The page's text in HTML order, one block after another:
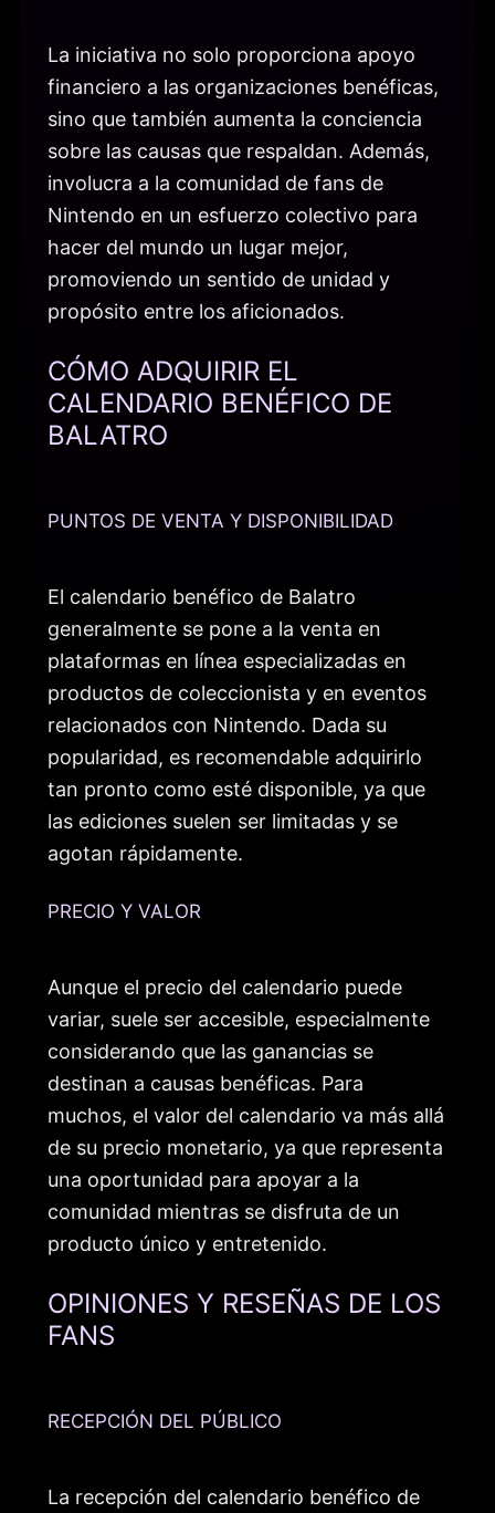
La iniciativa no solo proporciona apoyo
financiero a las organizaciones benéficas,
sino que también aumenta la conciencia
sobre las causas que respaldan. Además,
involucra a la comunidad de fans de
Nintendo en un esfuerzo colectivo para
hacer del mundo un lugar mejor,
promoviendo un sentido de unidad y
propósito entre los aficionados.
CÓMO ADQUIRIR EL
CALENDARIO BENÉFICO DE
BALATRO
PUNTOS DE VENTA Y DISPONIBILIDAD
El calendario benéfico de Balatro
generalmente se pone a la venta en
plataformas en línea especializadas en
productos de coleccionista y en eventos
relacionados con Nintendo. Dada su
popularidad, es recomendable adquirirlo
tan pronto como esté disponible, ya que
las ediciones suelen ser limitadas y se
agotan rápidamente.
PRECIO Y VALOR
Aunque el precio del calendario puede
variar, suele ser accesible, especialmente
considerando que las ganancias se
destinan a causas benéficas. Para
muchos, el valor del calendario va más allá
de su precio monetario, ya que representa
una oportunidad para apoyar a la
comunidad mientras se disfruta de un
producto único y entretenido.
OPINIONES Y RESEÑAS DE LOS
FANS
RECEPCIÓN DEL PÚBLICO
La recepción del calendario benéfico de